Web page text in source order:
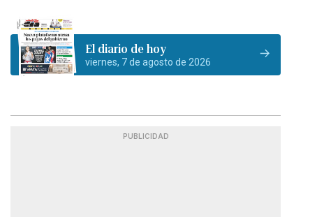
El diario de hoy
viernes, 7 de agosto de 2026
PUBLICIDAD